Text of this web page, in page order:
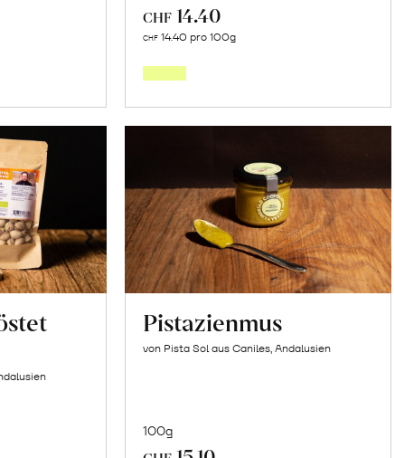
CHF 14.40
CHF 14.40 pro 100g
Pistazienmus
von Pista Sol aus Caniles, Andalusien
100g